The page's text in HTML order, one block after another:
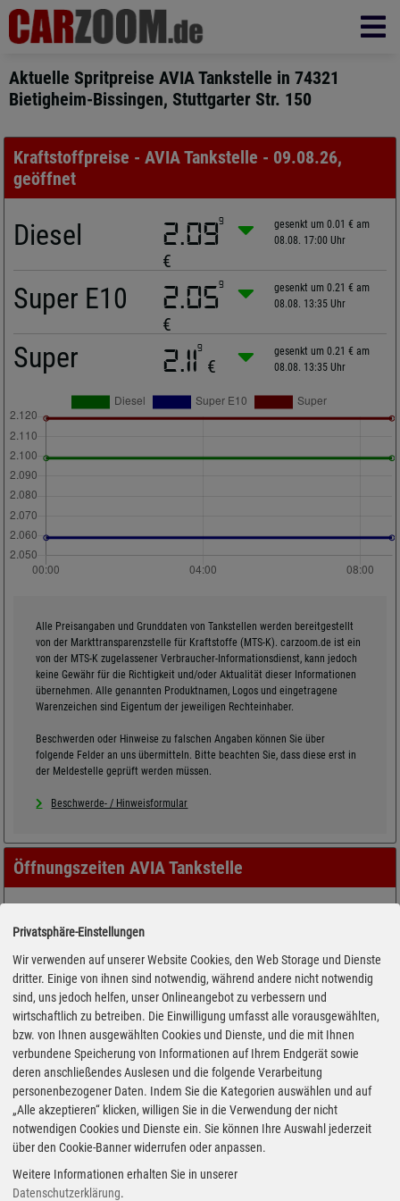
Aktuelle Spritpreise AVIA Tankstelle in 74321
Bietigheim-Bissingen, Stuttgarter Str. 150
Kraftstoffpreise - AVIA Tankstelle - 09.08.26,
geöffnet
Diesel 2.099
€
gesenkt um 0.01 € am
08.08. 17:00 Uhr
Super E10 2.059
€
gesenkt um 0.21 € am
08.08. 13:35 Uhr
Super 2.119
€
gesenkt um 0.21 € am
08.08. 13:35 Uhr
Alle Preisangaben und Grunddaten von Tankstellen werden bereitgestellt
von der Markttransparenzstelle für Kraftstoffe (MTS-K). carzoom.de ist ein
von der MTS-K zugelassener Verbraucher-Informationsdienst, kann jedoch
keine Gewähr für die Richtigkeit und/oder Aktualität dieser Informationen
übernehmen. Alle genannten Produktnamen, Logos und eingetragene
Warenzeichen sind Eigentum der jeweiligen Rechteinhaber.
Beschwerden oder Hinweise zu falschen Angaben können Sie über
folgende Felder an uns übermitteln. Bitte beachten Sie, dass diese erst in
der Meldestelle geprüft werden müssen.
Beschwerde- / Hinweisformular
Öffnungszeiten AVIA Tankstelle
Privatsphäre-Einstellungen
Wir verwenden auf unserer Website Cookies, den Web Storage und Dienste
dritter. Einige von ihnen sind notwendig, während andere nicht notwendig
sind, uns jedoch helfen, unser Onlineangebot zu verbessern und
wirtschaftlich zu betreiben. Die Einwilligung umfasst alle vorausgewählten,
bzw. von Ihnen ausgewählten Cookies und Dienste, und die mit Ihnen
verbundene Speicherung von Informationen auf Ihrem Endgerät sowie
deren anschließendes Auslesen und die folgende Verarbeitung
personenbezogener Daten. Indem Sie die Kategorien auswählen und auf
„Alle akzeptieren“ klicken, willigen Sie in die Verwendung der nicht
notwendigen Cookies und Dienste ein. Sie können Ihre Auswahl jederzeit
über den Cookie-Banner widerrufen oder anpassen.
Weitere Informationen erhalten Sie in unserer
Datenschutzerklärung.